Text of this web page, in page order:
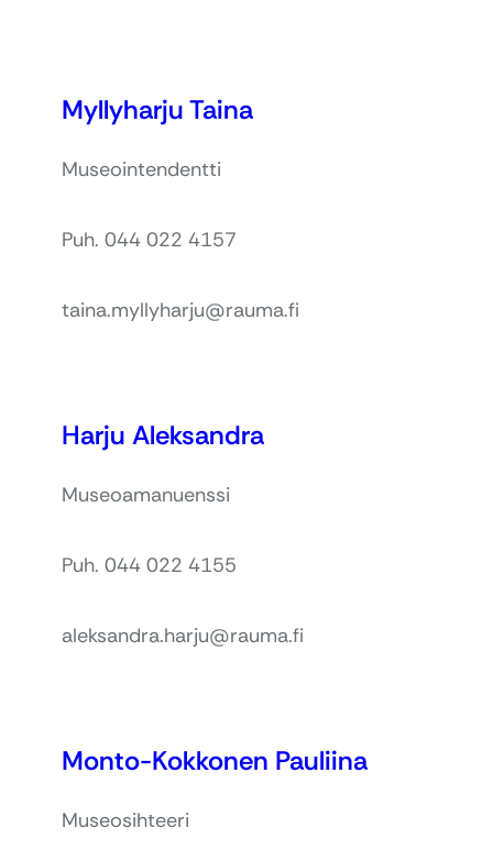
Myllyharju Taina
Museointendentti
Puh. 044 022 4157
taina.myllyharju@rauma.fi
Harju Aleksandra
Museoamanuenssi
Puh. 044 022 4155
aleksandra.harju@rauma.fi
Monto-Kokkonen Pauliina
Museosihteeri